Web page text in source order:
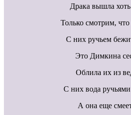
Драка вышла
Только смотрим, что
С них ручьем
Это Димкина
Облила их из
С них вода ручьями
А она еще